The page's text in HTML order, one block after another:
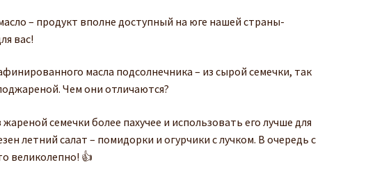
– продукт вполне доступный на юге нашей страны-
вас!
масла подсолнечника – из сырой семечки, так
Чем они отличаются?
семечки более пахучее и использовать его лучше для
летний салат – помидорки и огурчики с лучком. В очередь с
великолепно! 👍